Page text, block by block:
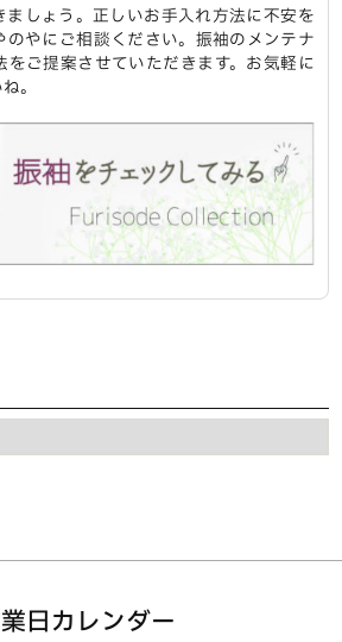
しょう。正しいお手入れ方法に不安を
やにご相談ください。振袖のメンテナ
をご提案させていただきます。お気軽に
。
日カレンダー